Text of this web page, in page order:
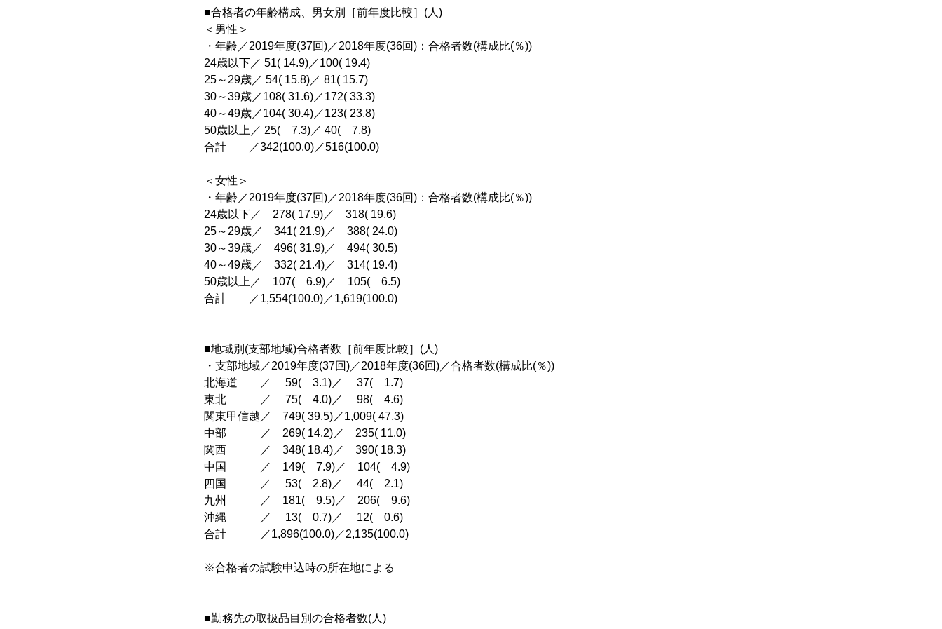
■合格者の年齢構成、男女別［前年度比較］(人)
＜男性＞
・年齢／2019年度(37回)／2018年度(36回)：合格者数(構成比(％))
24歳以下／ 51( 14.9)／100( 19.4)
25～29歳／ 54( 15.8)／ 81( 15.7)
30～39歳／108( 31.6)／172( 33.3)
40～49歳／104( 30.4)／123( 23.8)
50歳以上／ 25( 7.3)／ 40( 7.8)
合計 ／342(100.0)／516(100.0)
＜女性＞
・年齢／2019年度(37回)／2018年度(36回)：合格者数(構成比(％))
24歳以下／ 278( 17.9)／ 318( 19.6)
25～29歳／ 341( 21.9)／ 388( 24.0)
30～39歳／ 496( 31.9)／ 494( 30.5)
40～49歳／ 332( 21.4)／ 314( 19.4)
50歳以上／ 107( 6.9)／ 105( 6.5)
合計 ／1,554(100.0)／1,619(100.0)
■地域別(支部地域)合格者数［前年度比較］(人)
・支部地域／2019年度(37回)／2018年度(36回)／合格者数(構成比(％))
北海道 ／ 59( 3.1)／ 37( 1.7)
東北 ／ 75( 4.0)／ 98( 4.6)
関東甲信越／ 749( 39.5)／1,009( 47.3)
中部 ／ 269( 14.2)／ 235( 11.0)
関西 ／ 348( 18.4)／ 390( 18.3)
中国 ／ 149( 7.9)／ 104( 4.9)
四国 ／ 53( 2.8)／ 44( 2.1)
九州 ／ 181( 9.5)／ 206( 9.6)
沖縄 ／ 13( 0.7)／ 12( 0.6)
合計 ／1,896(100.0)／2,135(100.0)
※合格者の試験申込時の所在地による
■勤務先の取扱品目別の合格者数(人)